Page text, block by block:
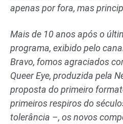
apenas por fora, mas
Mais de 10 anos após o
programa, exibido pelo
Bravo, fomos agraciados
Queer Eye, produzida pela
proposta do primeiro
primeiros respiros do
tolerância –, os novos